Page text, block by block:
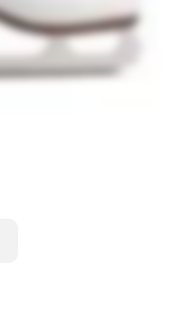
AU PANIER